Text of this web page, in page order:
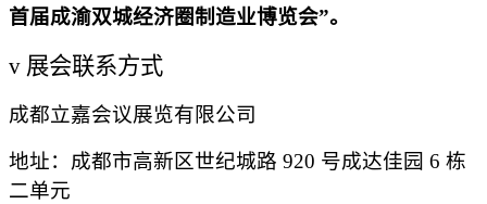
首届成渝双城经济圈制造业博览会”。
v 展会联系方式
成都立嘉会议展览有限公司
地址：成都市高新区世纪城路 920 号成达佳园 6 栋
二单元